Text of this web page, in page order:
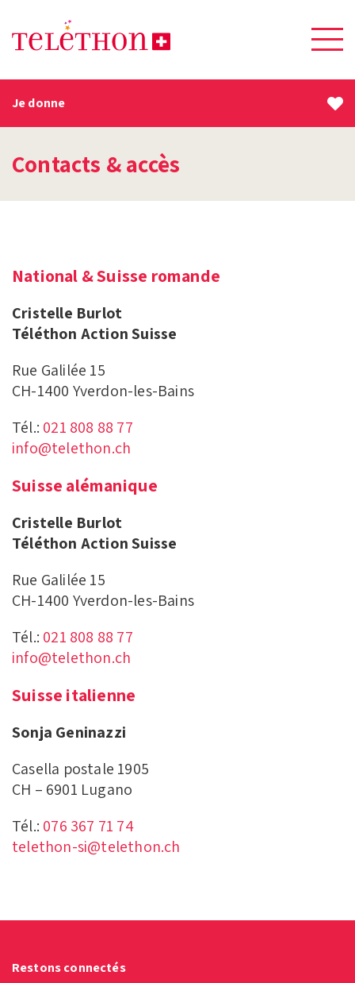
Je donne
Contacts & accès
National & Suisse romande
Cristelle Burlot
Téléthon Action Suisse
Rue Galilée 15
CH-1400 Yverdon-les-Bains
Tél.: 021 808 88 77
info@telethon.ch
Suisse alémanique
Cristelle Burlot
Téléthon Action Suisse
Rue Galilée 15
CH-1400 Yverdon-les-Bains
Tél.: 021 808 88 77
info@telethon.ch
Suisse italienne
Sonja Geninazzi
Casella postale 1905
CH – 6901 Lugano
Tél.: 076 367 71 74
telethon-si@telethon.ch
Restons connectés